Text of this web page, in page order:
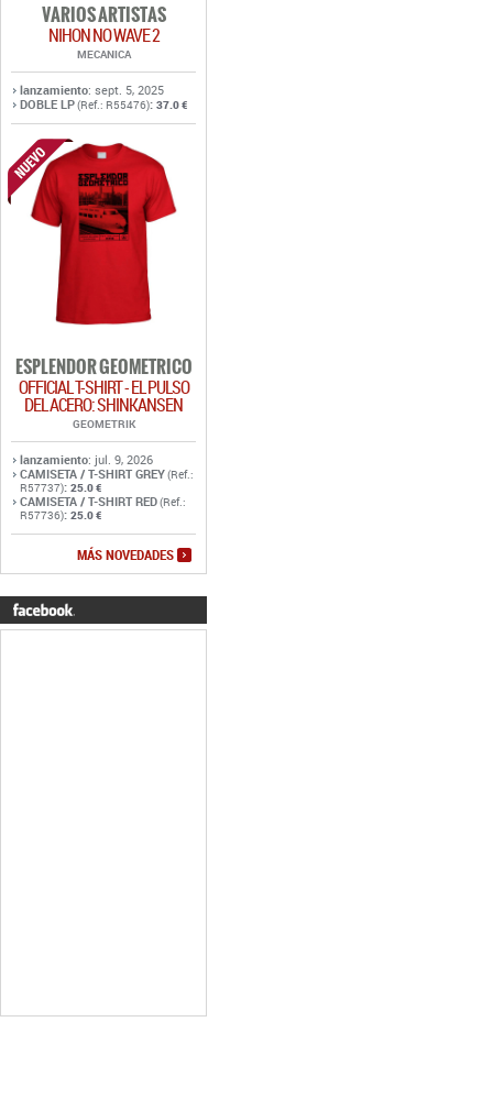
VARIOS ARTISTAS
NIHON NO WAVE 2
MECANICA
lanzamiento: sept. 5, 2025
DOBLE LP(Ref.: R55476): 37.0 €
ESPLENDOR GEOMETRICO
OFFICIAL T-SHIRT - EL PULSO
DEL ACERO: SHINKANSEN
GEOMETRIK
lanzamiento: jul. 9, 2026
CAMISETA / T-SHIRT GREY(Ref.:
R57737): 25.0 €
CAMISETA / T-SHIRT RED(Ref.:
R57736): 25.0 €
MÁS NOVEDADES